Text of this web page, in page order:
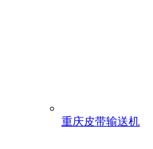
重庆皮带输送机